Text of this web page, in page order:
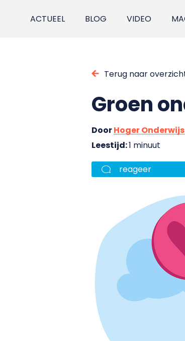
ACTUEEL BLOG VIDEO
Terug naar
Groen
DoorHoger
Leestijd:1 minuut
reageer